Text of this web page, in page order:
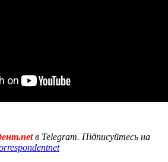
в Telegram. Підписуйтесь на